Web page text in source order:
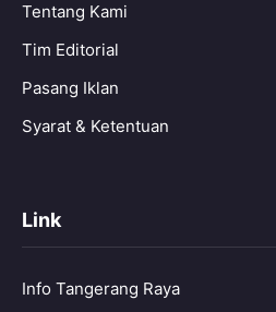
Tentang Kami
Tim Editorial
Pasang Iklan
Syarat & Ketentuan
Link
Info Tangerang Raya